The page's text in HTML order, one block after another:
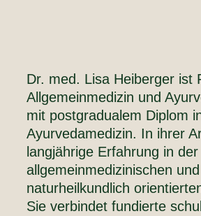
Dr. med. Lisa Heiberger ist
Allgemeinmedizin und
mit postgradualem Diplom
Ayurvedamedizin. In ihrer
langjährige Erfahrung in der
allgemeinmedizinischen und
naturheilkundlich
Sie verbindet fundierte